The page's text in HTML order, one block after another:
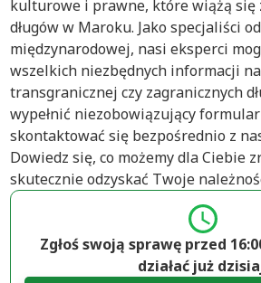
kulturowe i prawne, które wiążą się
długów w Maroku. Jako specjaliści
międzynarodowej, nasi eksperci
wszelkich niezbędnych informacji
transgranicznej czy zagranicznych
wypełnić niezobowiązujący
skontaktować się bezpośrednio z
Dowiedz się, co możemy dla Ciebie
skutecznie odzyskać Twoje
Zgłoś swoją sprawę przed
działać już